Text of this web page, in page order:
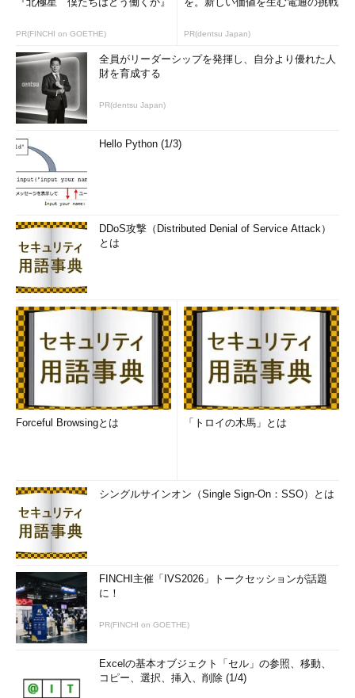
PR(FINCHI on GOETHE) PR(dentsu Japan)
全員がリーダーシップを発揮し、自分より優れた人
財を育成する
PR(dentsu Japan)
Hello Python (1/3)
DDoS攻撃（Distributed Denial of Service Attack）
とは
Forceful Browsingとは 「トロイの木馬」とは
シングルサインオン（Single Sign-On：SSO）とは
FINCHI主催「IVS2026」トークセッションが話題
に！
PR(FINCHI on GOETHE)
Excelの基本オブジェクト「セル」の参照、移動、
コピー、選択、挿入、削除 (1/4)